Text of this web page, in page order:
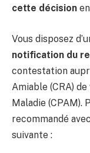
cette décision
Vous disposez
notification du
contestation
Amiable (CRA)
Maladie (CPAM).
recommandé
suivante :